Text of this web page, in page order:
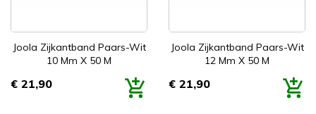
Joola Zijkantband Paars-Wit
10 Mm X 50 M
Prijs
€ 21,90
Joola Zijkantband Paars-Wit
12 Mm X 50 M
Prijs
€ 21,90